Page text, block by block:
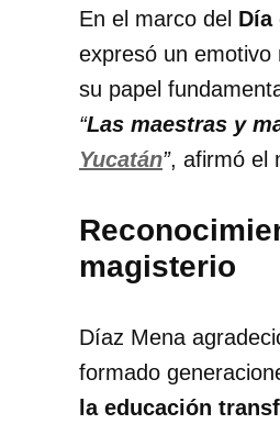
En el marco del Día
expresó un emotivo
su papel
“Las maestras y
Yucatán”, afirmó el
magisterio
Díaz Mena
formado
la educación